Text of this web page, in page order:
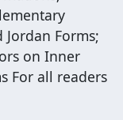
Forms;
on Inner
For all readers